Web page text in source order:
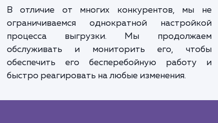
обеспечивает максимальную
контроль над процессом выгрузки.
По всем этапам работы мы
проверенные алгоритмы и технологии,
гарантирует высокую надежность и